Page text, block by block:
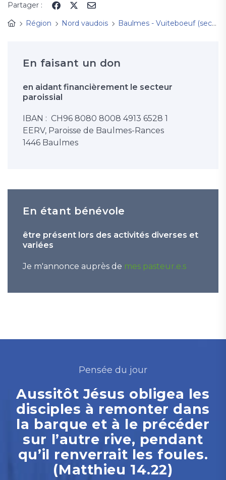
Partager :
Région
Nord vaudois Baulmes - Vuiteboeuf (secteur paroissial)
En faisant un don
en aidant financièrement le secteur
paroissial
IBAN : CH96 8080 8008 4913 6528 1
EERV, Paroisse de Baulmes-Rances
1446 Baulmes
En étant bénévole
être présent lors des activités diverses et
variées
Je m'annonce auprès de mes pasteur.e.s
Pensée du jour
Aussitôt Jésus obligea les
disciples à remonter dans
la barque et à le précéder
sur l’autre rive, pendant
qu’il renverrait les foules.
(Matthieu 14.22)